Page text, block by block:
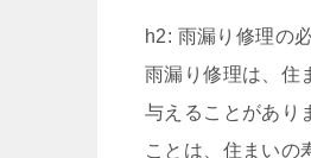
h2: 雨漏り修理の
雨漏り修理は、住
与えることがあり
ことは、住まいの